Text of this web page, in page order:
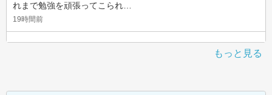
れまで勉強を頑張ってこられ…
19時間前
もっと見る